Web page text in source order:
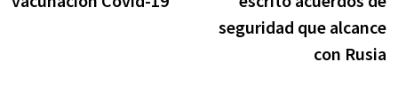
seguridad que alcance
con Rusia